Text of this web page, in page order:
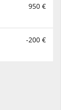
950 €
-200 €